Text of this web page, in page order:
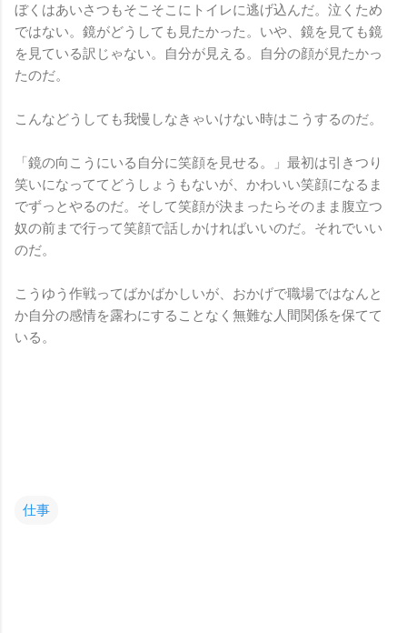
ぼくはあいさつもそこそこにトイレに逃げ込んだ。泣くため
ではない。鏡がどうしても見たかった。いや、鏡を見ても鏡
を見ている訳じゃない。自分が見える。自分の顔が見たかっ
たのだ。
こんなどうしても我慢しなきゃいけない時はこうするのだ。
「鏡の向こうにいる自分に笑顔を見せる。」最初は引きつり
笑いになっててどうしょうもないが、かわいい笑顔になるま
でずっとやるのだ。そして笑顔が決まったらそのまま腹立つ
奴の前まで行って笑顔で話しかければいいのだ。それでいい
のだ。
こうゆう作戦ってばかばかしいが、おかげで職場ではなんと
か自分の感情を露わにすることなく無難な人間関係を保てて
いる。
仕事